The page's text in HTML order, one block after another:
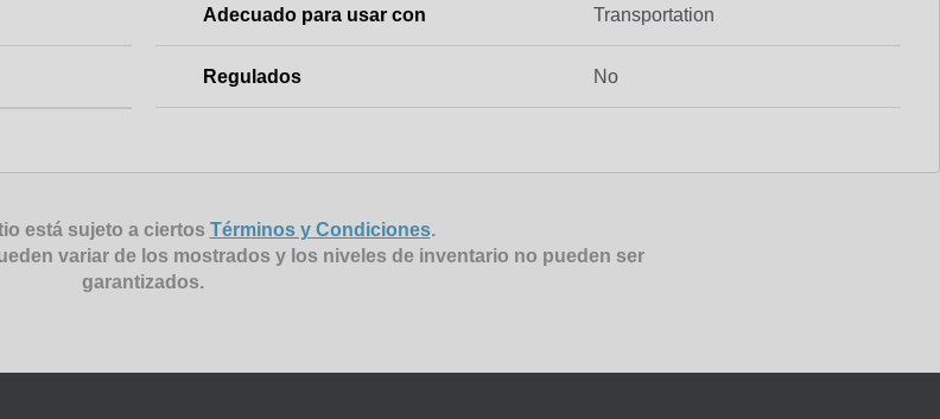
Adecuado para usar con Transportation
Regulados No
está sujeto a ciertos Términos y Condiciones.
variar de los mostrados y los niveles de inventario no pueden ser
garantizados.